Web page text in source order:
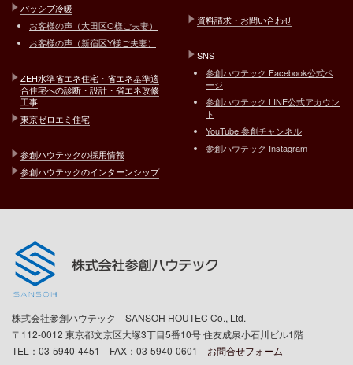
パッシブ冷暖
お客様の声（大田区O様ご夫妻）
お客様の声（新宿区Y様ご夫妻）
ZEH水準省エネ住宅・省エネ基準適
合住宅への診断・設計・省エネ改修
工事
東京ゼロエミ住宅
参創ハウテックの採用情報
参創ハウテックのインターンシップ
資料請求・お問い合わせ
SNS
参創ハウテック Facebook公式ペ
ージ
参創ハウテック LINE公式アカウン
ト
YouTube 参創チャンネル
参創ハウテック Instagram
株式会社参創ハウテック SANSOH HOUTEC Co., Ltd.
〒112-0012 東京都文京区大塚3丁目5番10号 住友成泉小石川ビル1階
TEL：03-5940-4451 FAX：03-5940-0601 お問合せフォーム